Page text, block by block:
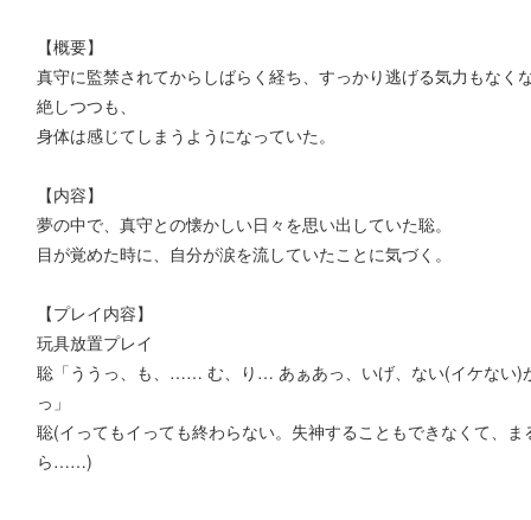
【概要】
真守に監禁されてからしばらく経ち、すっかり逃げる気力もなく
絶しつつも、
身体は感じてしまうようになっていた。
【内容】
夢の中で、真守との懐かしい日々を思い出していた聡。
目が覚めた時に、自分が涙を流していたことに気づく。
【プレイ内容】
玩具放置プレイ
聡「ううっ、も、…… む、り… あぁあっ、いげ、ない(イケない)
っ」
聡(イってもイっても終わらない。失神することもできなくて、
ら……)